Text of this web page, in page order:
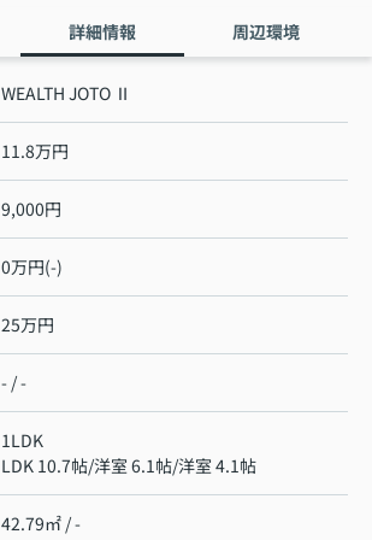
詳細情報 周辺環境
WEALTH JOTO Ⅱ
11.8万円
9,000円
0万円(-)
25万円
- / -
1LDK
LDK 10.7帖/洋室 6.1帖/洋室 4.1帖
42.79㎡ / -